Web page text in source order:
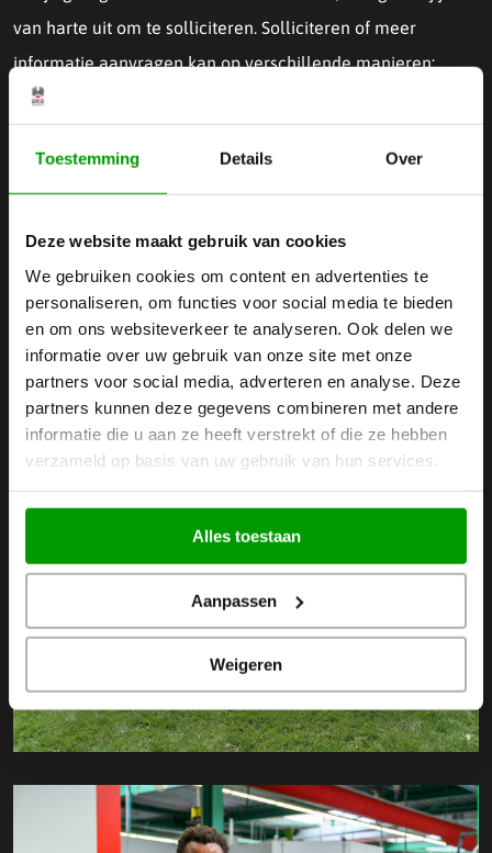
Toestemming Details Over
Deze website maakt gebruik van cookies
We gebruiken cookies om content en advertenties te
personaliseren, om functies voor social media te bieden
en om ons websiteverkeer te analyseren. Ook delen we
informatie over uw gebruik van onze site met onze
partners voor social media, adverteren en analyse. Deze
partners kunnen deze gegevens combineren met andere
informatie die u aan ze heeft verstrekt of die ze hebben
verzameld op basis van uw gebruik van hun services.
Alles toestaan
Aanpassen
Weigeren
van harte uit om te solliciteren. Solliciteren of meer
informatie aanvragen kan op verschillende manieren:
Schrijf een bericht per email aan
jobs@bkbprecision.com
Solliciteer hieronder door het formulier in te vullen
We kijken uit naar jouw komst!